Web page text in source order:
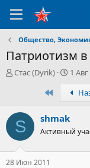
Общество,
Патриотизм
А
р
т
м
ы
Стас (Dyrik)
Д
а
т
а
н
а
ч
1
Первый
S shmak
Активный
28 Июн 2011